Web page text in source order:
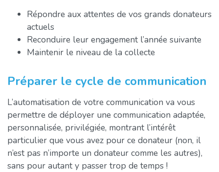
Répondre aux attentes de vos grands donateurs
actuels
Reconduire leur engagement l’année suivante
Maintenir le niveau de la collecte
Préparer le cycle de communication
L’automatisation de votre communication va vous
permettre de déployer une communication adaptée,
personnalisée, privilégiée, montrant l’intérêt
particulier que vous avez pour ce donateur (non, il
n’est pas n’importe un donateur comme les autres),
sans pour autant y passer trop de temps !